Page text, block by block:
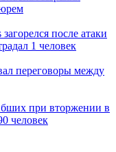
после атаки
1 человек
переговоры между
при вторжении в
человек